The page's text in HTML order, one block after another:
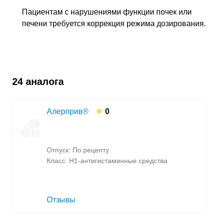
Пациентам с нарушениями функции почек или
печени требуется коррекция режима дозирования.
24 аналога
Алерприв® 0
Отпуск: По рецепту
Класс: H1-антигистаминные средства
Отзывы